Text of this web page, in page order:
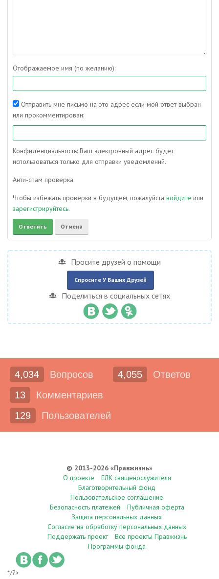
Отображаемое имя (по желанию):
Отправить мне письмо на это адрес если мой ответ выбран
или прокомментирован:
Конфиденциальность: Ваш электронный адрес будет
использоваться только для отправки уведомлений.
Анти-спам проверка:
Чтобы избежать проверки в будущем, пожалуйста войдите или
зарегистрируйтесь.
Просите друзей о помощи
Спросите У Ваших Друзей
Поделиться в социальных сетях
4,034 Вопросов 4,055
Ответов
13
Комментариев
129
Пользователей
© 2013-2026 «Правжизнь»
О проекте
ЕЛК священослужителя
Благотворительный фонд
Пользовательское соглашение
Безопасность платежей
Публичная оферта
Защита персональных данных
Согласие на обработку персональных данных
Поддержать проект
Все проекты Правжизнь
Программы фонда
*/?>